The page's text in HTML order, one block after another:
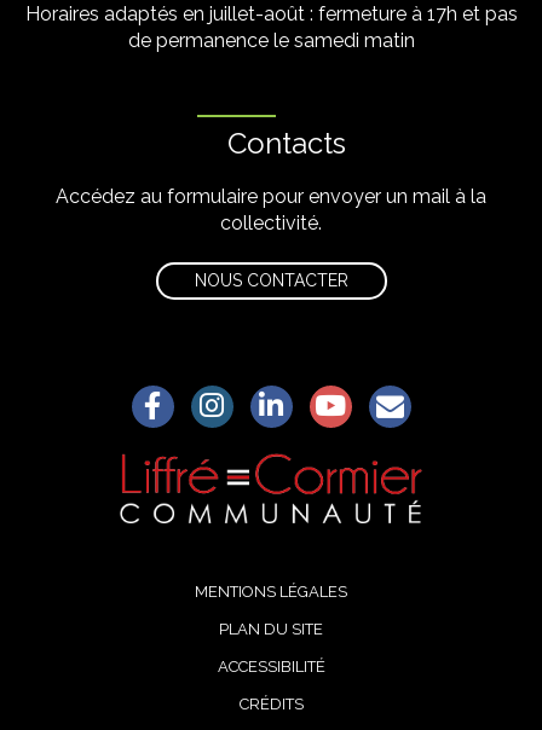
Horaires adaptés en juillet-août : fermeture à 17h et pas
de permanence le samedi matin
Contacts
Accédez au formulaire pour envoyer un mail à la
collectivité.
NOUS CONTACTER
Lien vers le compte Facebook
Lien vers le compte Instagram
Lien vers le compte Linkedin
Lien vers la chaîne
S'aWonner à
MENTIONS LÉGALES
PLAN DU SITE
ACCESSIBILITÉ
CRÉDITS